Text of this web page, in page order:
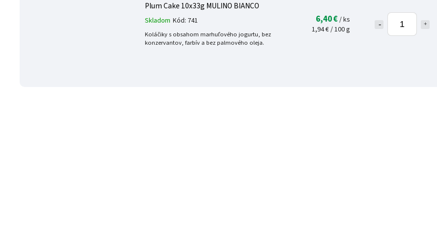
Plum Cake 10x33g MULINO BIANCO
Skladom Kód: 741
Koláčiky s obsahom marhuľového jogurtu, bez
konzervantov, farbív a bez palmového oleja.
6,40 €/ ks
1,94 € / 100 g